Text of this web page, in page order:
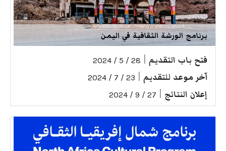
برنامج الورشة الثقافية في اليمن
فتح باب التقديم 28 / 5 / 2024
آخر موعد للتقديم 23 / 7 / 2024
إعلان النتائج 27 / 9 / 2024